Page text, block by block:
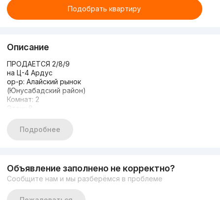
Подобрать квартиру
Описание
ПРОДАЕТСЯ 2/8/9
на Ц-4 Ардус
ор-р: Алайский рынок
(Юнусабадский район)
Комнат: 2
Этаж: 8
Общая площадь: 60м2
Состояние: Хороший ремонт
Подробнее
Объявление заполнено не корректно?
Сообщите нам и мы разберёмся в проблеме